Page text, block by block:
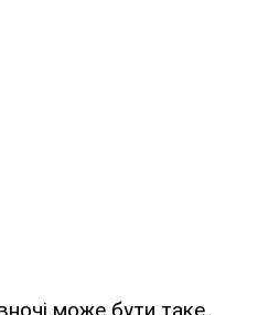
може бути таке,